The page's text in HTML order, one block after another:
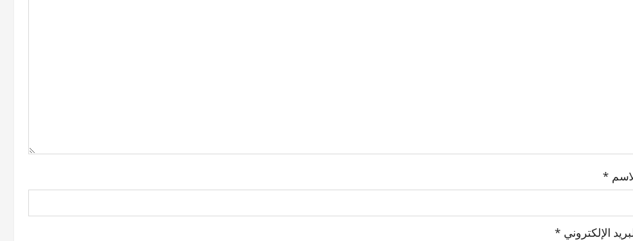
*
الإلكتروني *